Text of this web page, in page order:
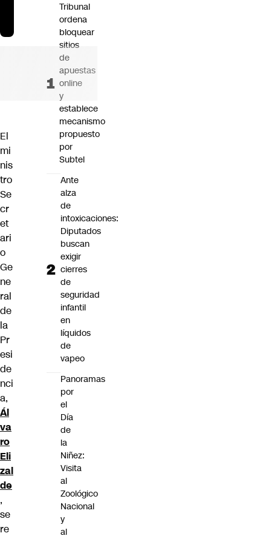
El
mi
nis
tro
Se
cr
et
ari
o
Ge
ne
ral
de
la
Pr
esi
de
nci
a,
Ál
va
ro
Eli
zal
de
,
se
re
Tribunal
ordena
bloquear
sitios
de
apuestas
online
y
establece
mecanismo
propuesto
por
Subtel
Ante
alza
de
intoxicaciones:
Diputados
buscan
exigir
cierres
de
seguridad
infantil
en
líquidos
de
vapeo
Panoramas
por
el
Día
de
la
Niñez:
Visita
al
Zoológico
Nacional
y
al